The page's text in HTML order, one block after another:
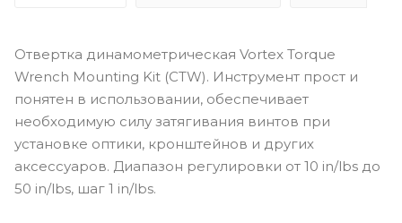
Отвертка динамометрическая Vortex Torque
Wrench Mounting Kit (CTW). Инструмент прост и
понятен в использовании, обеспечивает
необходимую силу затягивания винтов при
установке оптики, кронштейнов и других
аксессуаров. Диапазон регулировки от 10 in/lbs до
50 in/lbs, шаг 1 in/lbs.